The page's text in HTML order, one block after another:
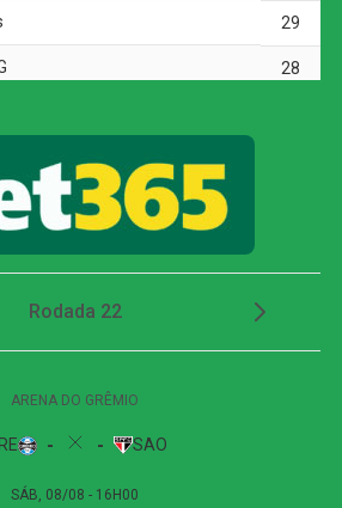
Galo encontrou o gol da
às quartas da Copa do Brasil
para a área, a defesa do Juventude
Minda aproveitou a sobra para
gol do confronto. O lance
oito melhores da Copa do Brasil.
Brasileiro – Série B
2026 (domingo)